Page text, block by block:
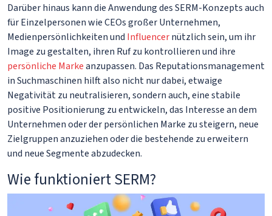
Darüber hinaus kann die Anwendung des SERM-Konzepts auch
für Einzelpersonen wie CEOs großer Unternehmen,
Medienpersönlichkeiten und Influencernützlich sein, um ihr
Image zu gestalten, ihren Ruf zu kontrollieren und ihre
persönliche Markeanzupassen. Das Reputationsmanagement
in Suchmaschinen hilft also nicht nur dabei, etwaige
Negativität zu neutralisieren, sondern auch, eine stabile
positive Positionierung zu entwickeln, das Interesse an dem
Unternehmen oder der persönlichen Marke zu steigern, neue
Zielgruppen anzuziehen oder die bestehende zu erweitern
und neue Segmente abzudecken.
Wie funktioniert SERM?